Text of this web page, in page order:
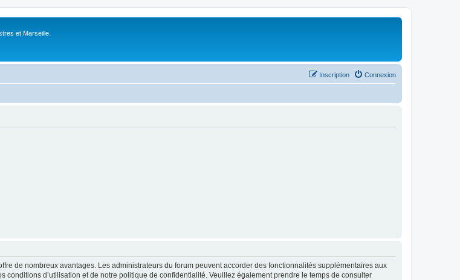
et Marseille.
Connexion
Inscription
de nombreux avantages. Les administrateurs du forum peuvent accorder des fonctionnalités supplémentaires aux
conditions d’utilisation et de notre politique de confidentialité. Veuillez également prendre le temps de consulter